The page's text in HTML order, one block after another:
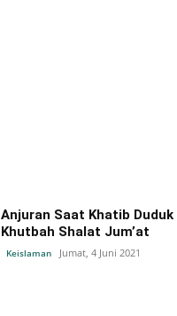
Anjuran Saat Khatib
Khutbah Shalat Jum’at
Keislaman Jumat, 4 Juni 2021